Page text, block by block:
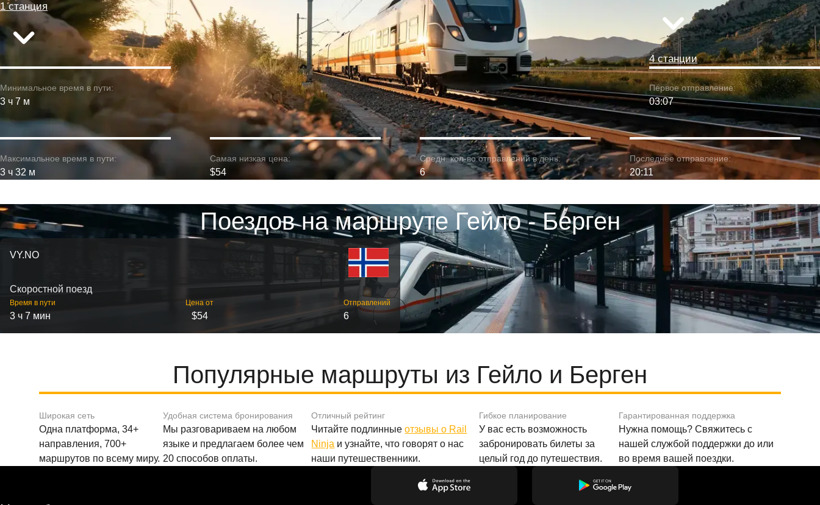
1 станция
4 станции
Минимальное время в пути:
3 ч 7 м
Первое отправление:
03:07
Максимальное время в пути:
3 ч 32 м
Самая низкая цена:
$54
Средн. кол-во отправлений в день:
6
Последнее отправление:
20:11
Поездов на маршруте Гейло - Берген
VY.NO
Скоростной поезд
Время в пути
3 ч 7 мин
Цена от
$54
Отправлений
6
Популярные маршруты из Гейло и Берген
Широкая сеть
Одна платформа, 34+
направления, 700+
маршрутов по всему миру.
Удобная система бронирования
Мы разговариваем на любом
языке и предлагаем более чем
20 способов оплаты.
Отличный рейтинг
Читайте подлинныеотзывы о Rail
Ninja и узнайте, что говорят о нас
наши путешественники.
Гибкое планирование
У вас есть возможность
забронировать билеты за
целый год до путешествия.
Гарантированная поддержка
Нужна помощь? Свяжитесь с
нашей службой поддержки до или
во время вашей поездки.